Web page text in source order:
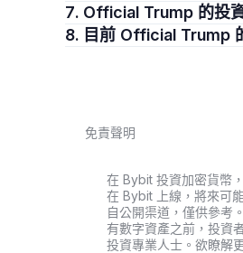
7. Official Trump 的投
8. 目前 Official Trump
免責聲明
在 Bybit 投資加密貨幣
在 Bybit 上線，將來可
自公開渠道，僅供參考
有數字資產之前，投資
投資專業人士。欲瞭解